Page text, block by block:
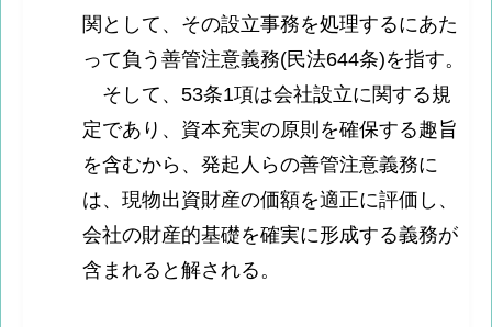
関として、その設立事務を処理するにあた
って負う善管注意義務(民法644条)を指す。
そして、53条1項は会社設立に関する規
定であり、資本充実の原則を確保する趣旨
を含むから、発起人らの善管注意義務に
は、現物出資財産の価額を適正に評価し、
会社の財産的基礎を確実に形成する義務が
含まれると解される。